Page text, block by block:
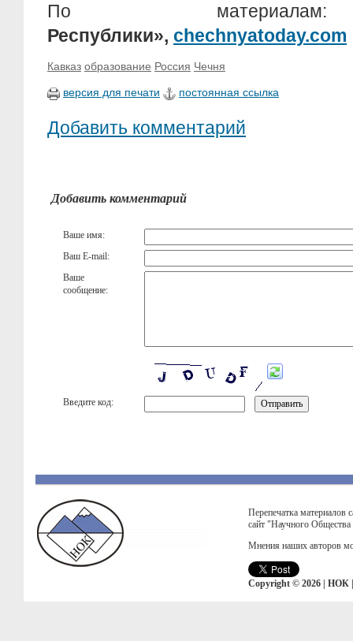
По
Республики», chechnyatoday.com
Кавказ образование Россия Чечня
версия для печати постоянная ссылка
Добавить комментарий
Добавить комментарий
Ваше имя:
Ваш E-mail:
Ваше
сообщение:
Введите код:
Перепечатка материалов
сайт "Научного
Мнения наших авторов
Copyright © 2026 | НОК